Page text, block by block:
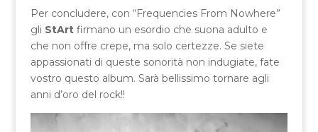
Per concludere, con “Frequencies From Nowhere”
gli StArt firmano un esordio che suona adulto e
che non offre crepe, ma solo certezze. Se siete
appassionati di queste sonorità non indugiate, fate
vostro questo album. Sarà bellissimo tornare agli
anni d’oro del rock!!